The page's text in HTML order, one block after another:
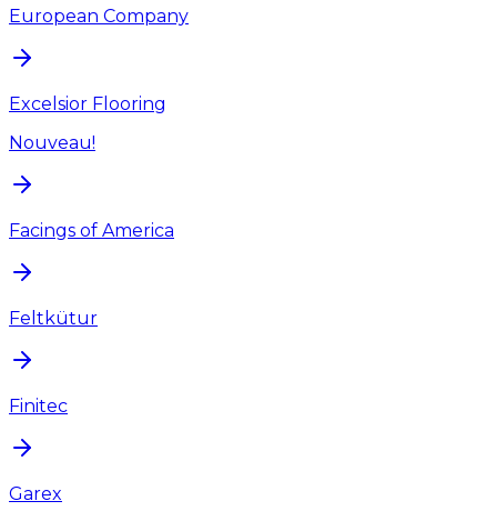
European Company
Excelsior Flooring
Nouveau!
Facings of America
Feltkütur
Finitec
Garex